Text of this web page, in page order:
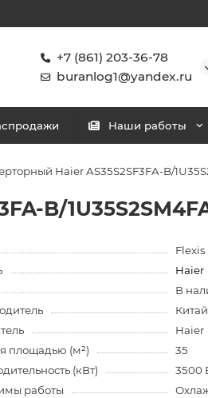
+7 (861) 203-36-78
buranlog1@yandex.ru
Наши работы
Haier AS35S2SF3FA-B/
B/
Haier
В
Китай
Haier
площадью (м²)
35
(кВт)
3500
работы